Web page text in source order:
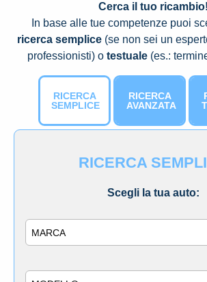
Cerca il tuo ricambio!
In base alle tue competenze puoi
ricerca semplice (se non sei un
professionisti) o testuale (es.:
RICERCA
SEMPLICE
RICERCA
AVANZATA
RICERCA
Scegli la tua auto: